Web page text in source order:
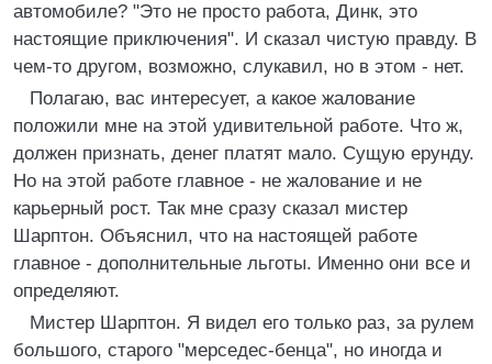
автомобиле? "Это не просто работа, Динк, это
настоящие приключения". И сказал чистую правду. В
чем-то другом, возможно, слукавил, но в этом - нет.
Полагаю, вас интересует, а какое жалование
положили мне на этой удивительной работе. Что ж,
должен признать, денег платят мало. Сущую ерунду.
Но на этой работе главное - не жалование и не
карьерный рост. Так мне сразу сказал мистер
Шарптон. Объяснил, что на настоящей работе
главное - дополнительные льготы. Именно они все и
определяют.
Мистер Шарптон. Я видел его только раз, за рулем
большого, старого "мерседес-бенца", но иногда и